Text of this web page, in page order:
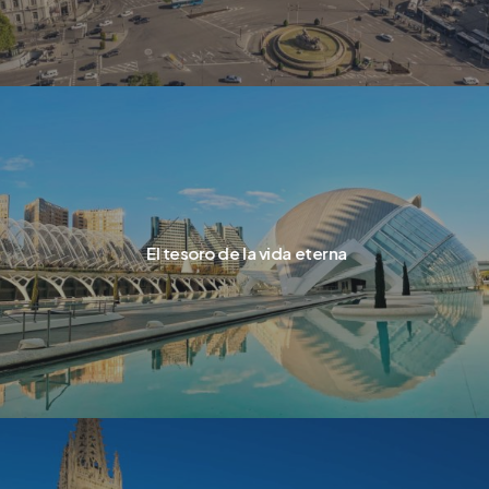
El tesoro de la vida eterna